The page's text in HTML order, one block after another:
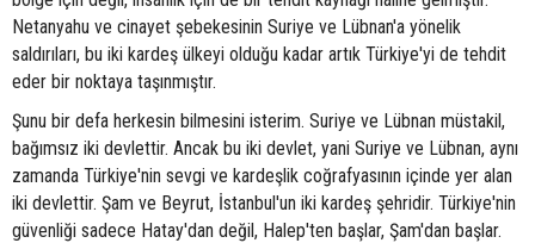
Netanyahu ve cinayet şebekesinin Suriye ve Lübnan'a yönelik
saldırıları, bu iki kardeş ülkeyi olduğu kadar artık Türkiye'yi de tehdit
eder bir noktaya taşınmıştır.
Şunu bir defa herkesin bilmesini isterim. Suriye ve Lübnan müstakil,
bağımsız iki devlettir. Ancak bu iki devlet, yani Suriye ve Lübnan, aynı
zamanda Türkiye'nin sevgi ve kardeşlik coğrafyasının içinde yer alan
iki devlettir. Şam ve Beyrut, İstanbul'un iki kardeş şehridir. Türkiye'nin
güvenliği sadece Hatay'dan değil, Halep'ten başlar, Şam'dan başlar.